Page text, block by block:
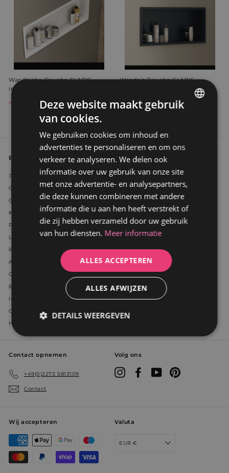
Wandniche Douche CLARIS,
inbouw doucheplank wit
vanaf 249,99 € v
a
n
f
2
4
9
,
9
€
Wandnis Douche CLARIS,
inbouw doucheplank zwart
vanaf264,99 €v
a
2
6
4
,
€
Bedrijf
Juridische aanwijzingen
Onze eis
Over ons
Koekjes
Privacyverklaring
Levering
Referenties
Algemene voorwaarden
Contact
Blog
Impressum
Groothandelsaccounts
Herroeping en Klacht
Contact opnemen
+49(0)2273 5813109
Contact
Volg ons
InstagramFacebookYouTube
Wij accepteren Valuta
EUR €
Deze website maakt gebruik
van cookies.
We gebruiken cookies om inhoud en
advertenties te personaliseren en om ons
verkeer te analyseren. We delen ook
informatie over uw gebruik van onze site
met onze advertentie- en analysepartners,
die deze kunnen combineren met andere
informatie die u aan hen heeft verstrekt of
die zij hebben verzameld door uw gebruik
van hun diensten. Meer informatie
ALLES ACCEPTEREN
ALLES AFWIJZEN
DETAILS WEERGEVEN
Strikt
Prestatie Targeting
Strikt noodzakelijk